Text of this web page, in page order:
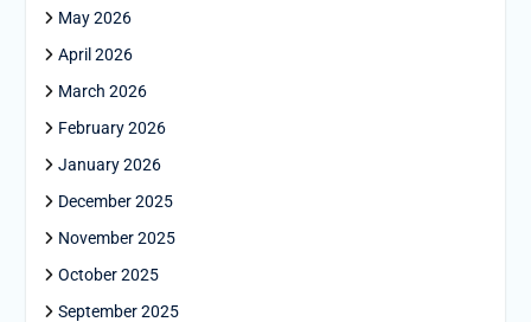
May 2026
April 2026
March 2026
February 2026
January 2026
December 2025
November 2025
October 2025
September 2025